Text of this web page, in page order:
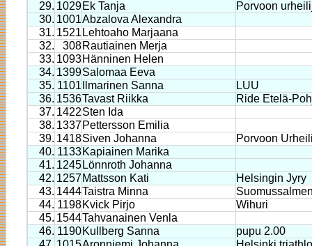
29. 1029Ek Tanja
Porvoon
30. 1001Abzalova Alexandra
31. 1521 Lehtoaho Marjaana
32.
308Rautiainen Merja
33. 1093Hänninen Helen
34. 1399Salomaa Eeva
35. 1101 Ilmarinen Sanna
LUU
36. 1536Tavast Riikka
Ride Etelä-
37. 1422Sten Ida
38. 1337Pettersson Emilia
39. 1418Siven Johanna
Porvoon
40. 1133Kapiainen Marika
41. 1245 Lönnroth Johanna
42. 1257Mattsson Kati
Helsingin Jyry
43. 1444Taistra Minna
44. 1198Kvick Pirjo
Wihuri
45. 1544Tahvanainen Venla
46. 1190Kullberg Sanna
pupu 2.00